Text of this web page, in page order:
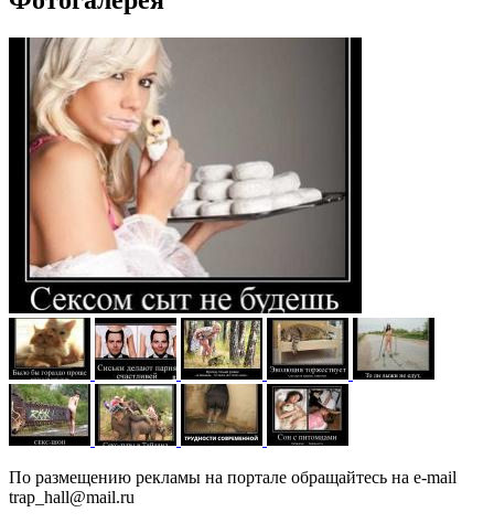
По размещению рекламы на портале обращайтесь на e-mail
trap_hall@mail.ru